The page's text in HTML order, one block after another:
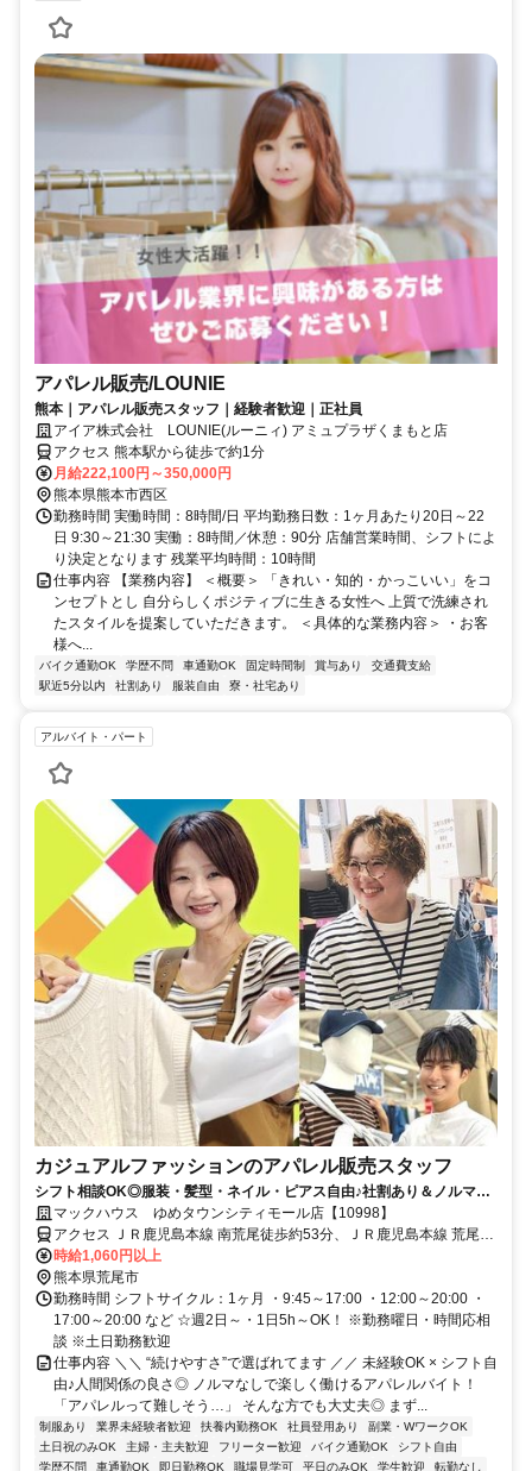
アパレル販売/LOUNIE
熊本｜アパレル販売スタッフ｜経験者歓迎｜正社員
アイア株式会社 LOUNIE(ルーニィ) アミュプラザくまもと店
アクセス 熊本駅から徒歩で約1分
月給222,100円～350,000円
熊本県熊本市西区
勤務時間 実働時間：8時間/日 平均勤務日数：1ヶ月あたり20日～22
日 9:30～21:30 実働：8時間／休憩：90分 店舗営業時間、シフトによ
り決定となります 残業平均時間：10時間
仕事内容 【業務内容】 ＜概要＞ 「きれい・知的・かっこいい」をコ
ンセプトとし 自分らしくポジティブに生きる女性へ 上質で洗練され
たスタイルを提案していただきます。 ＜具体的な業務内容＞ ・お客
様へ...
バイク通勤OK 学歴不問 車通勤OK 固定時間制 賞与あり
交通費支給
駅近5分以内
社割あり 服装自由 寮・社宅あり
アルバイト・パート
カジュアルファッションのアパレル販売スタッフ
シフト相談OK◎服装・髪型・ネイル・ピアス自由♪社割あり＆ノルマな
しで無理なくなが～く働ける★
マックハウス ゆめタウンシティモール店【10998】
アクセス ＪＲ鹿児島本線 南荒尾徒歩約53分、ＪＲ鹿児島本線 荒尾
（熊本県）徒歩約61分、ＪＲ鹿児島本線 長洲北口徒歩約78分
時給1,060円以上
熊本県荒尾市
勤務時間 シフトサイクル：1ヶ月 ・9:45～17:00 ・12:00～20:00 ・
17:00～20:00 など ☆週2日～・1日5h～OK！ ※勤務曜日・時間応相
談 ※土日勤務歓迎
仕事内容 ＼＼ “続けやすさ”で選ばれてます ／／ 未経験OK × シフト自
由♪人間関係の良さ◎ ノルマなしで楽しく働けるアパレルバイト！
「アパレルって難しそう…」 そんな方でも大丈夫◎ まず...
制服あり 業界未経験者歓迎 扶養内勤務OK 社員登用あり
副業・WワークOK
土日祝のみOK
主婦・主夫歓迎 フリーター歓迎 バイク通勤OK
シフト自由
学歴不問
車通勤OK 即日勤務OK 職場見学可 平日のみOK 学生歓迎 転勤なし